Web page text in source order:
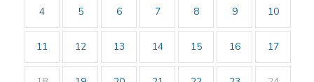
4 5 6 7 8 9 10
11 12 13 14 15 16 17